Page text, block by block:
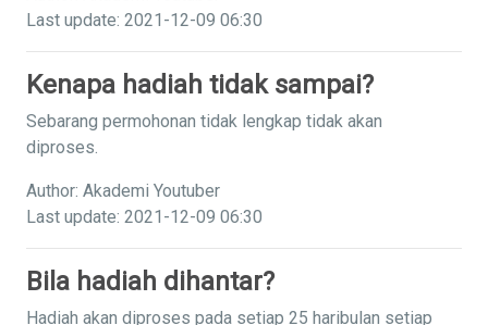
Last update: 2021-12-09 06:30
Kenapa hadiah tidak sampai?
Sebarang permohonan tidak lengkap tidak akan
diproses.
Author: Akademi Youtuber
Last update: 2021-12-09 06:30
Bila hadiah dihantar?
Hadiah akan diproses pada setiap 25 haribulan setiap